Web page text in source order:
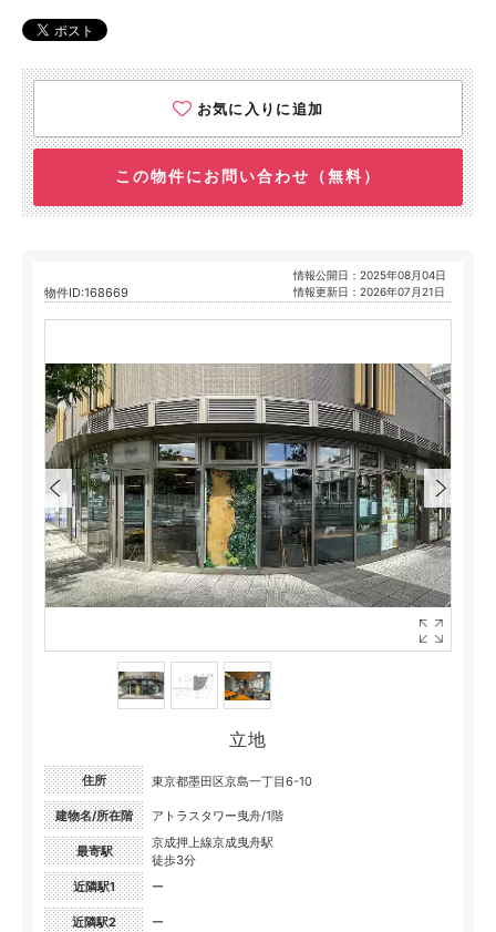
お気に入りに追加
この物件にお問い合わせ（無料）
物件ID:168669
情報公開日：2025年08月04日
情報更新日：2026年07月21日
立地
住所 東京都墨田区京島一丁目6-10
建物名/所在階 アトラスタワー曳舟/1階
最寄駅
京成押上線京成曳舟駅
徒歩3分
近隣駅1
ー
近隣駅2 ー